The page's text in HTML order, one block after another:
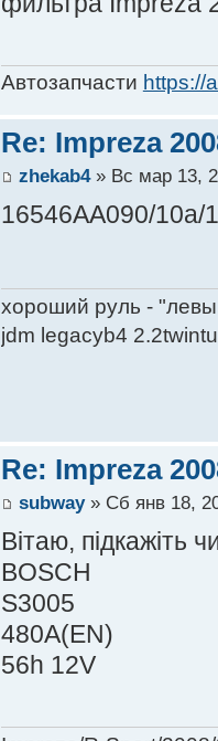
Автозапчасти https://
Re: Impreza
zhekab4» Вс мар 13,
16546AA090/10а/
хороший руль -
jdm legacyb4
Re: Impreza
subway» Сб янв 18,
Вітаю, підкажіть
BOSCH
S3005
480A(EN)
56h 12V